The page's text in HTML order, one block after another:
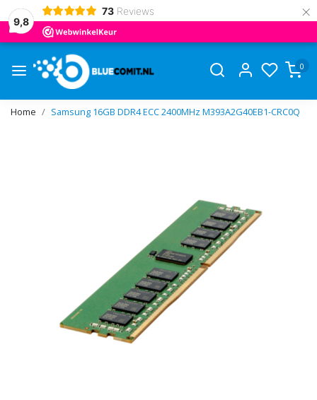
9,8
73 Reviews ×
0
Home Samsung 16GB DDR4 ECC 2400MHz M393A2G40EB1-CRC0Q